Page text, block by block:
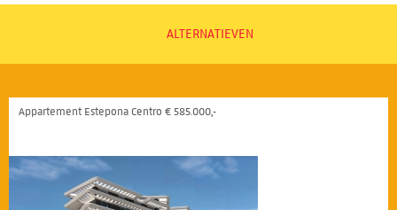
ALTERNATIEVEN
Appartement Estepona Centro € 585.000,-